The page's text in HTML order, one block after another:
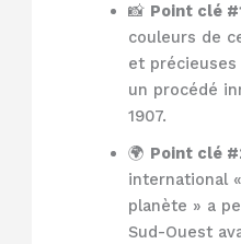
📸 Point clé
couleurs de
et précieuses
un procédé
1907.
🌍 Point clé
international
planète » a
Sud-Ouest